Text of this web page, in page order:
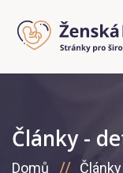
Články -
Domů Články